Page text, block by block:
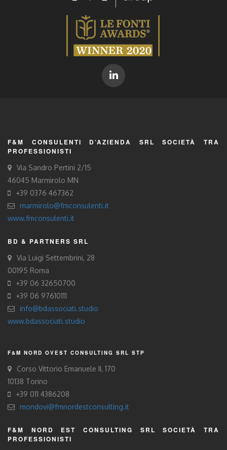
F&M CONSULENTI D’AZIENDA SRL SOCIETÀ TRA
PROFESSIONISTI
Via Sandro Pertini 2/15
46045 Marmirolo MN
+39 0376 467362
marmirolo@fmconsulenti.it
www.fmconsulenti.it
BD & PARTNERS SRL
Via Luigi Settembrini, 28
00195 Roma
+39 06 32650700
+39 06 97610111
info@bdassociati.studio
www.bdassociati.studio
F&M NORD OVEST CONSULTING SRL STP
Corso Vittorio Emanuele II, 170
10138 Torino
+39 011 4386208
mondovi@fmnordestconsulting.it
F&M NORD EST CONSULTING SRL SOCIETÀ TRA
PROFESSIONISTI